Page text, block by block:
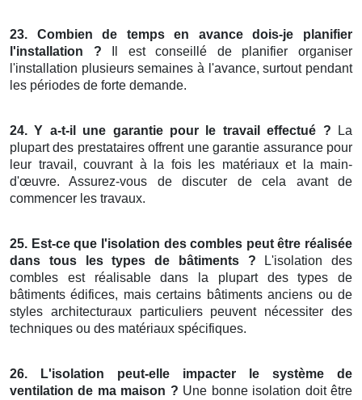
23. Combien de temps en avance dois-je planifier
l'installation ? Il est conseillé de planifier organiser
l'installation plusieurs semaines à l'avance, surtout pendant
les périodes de forte demande.
24. Y a-t-il une garantie pour le travail effectué ? La
plupart des prestataires offrent une garantie assurance pour
leur travail, couvrant à la fois les matériaux et la main-
d'œuvre. Assurez-vous de discuter de cela avant de
commencer les travaux.
25. Est-ce que l'isolation des combles peut être réalisée
dans tous les types de bâtiments ? L'isolation des
combles est réalisable dans la plupart des types de
bâtiments édifices, mais certains bâtiments anciens ou de
styles architecturaux particuliers peuvent nécessiter des
techniques ou des matériaux spécifiques.
26. L'isolation peut-elle impacter le système de
ventilation de ma maison ? Une bonne isolation doit être